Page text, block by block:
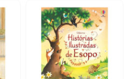
Bela
quantidade